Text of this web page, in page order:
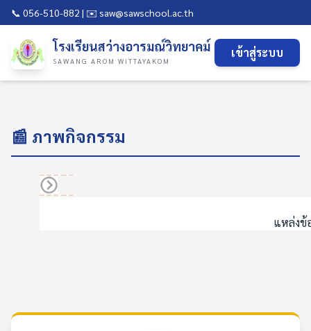
📞 056-510-882 | ✉️ saw@sawschool.ac.th
โรงเรียนสว่างอารมณ์วิทยาคม์
SAWANG AROM WITTAYAKOM
เข้าสู่ระบบ
📰 ภาพกิจกรรม
แหล่งข้